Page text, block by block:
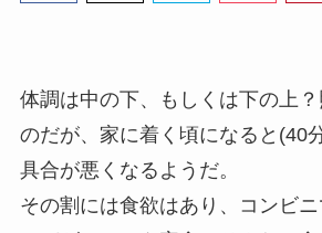
体調は中の下、もしくは下の上
のだが、家に着く頃になると(40
具合が悪くなるようだ。
その割には食欲はあり、コンビ